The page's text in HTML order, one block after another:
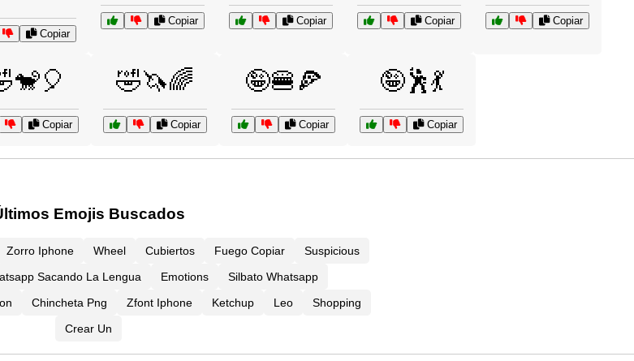
Copiar
Copiar Copiar Copiar Copiar
Copiar
🤣🦄🌈
Copiar
🤪🍔🍕
Copiar
🤪🕺💃
Copiar
Emojis Buscados
Zorro Iphone Wheel Cubiertos Fuego Copiar
Suspicious
Sacando La Lengua Emotions
Silbato Whatsapp
Chincheta Png Zfont Iphone Ketchup Leo
Shopping
Crear Un